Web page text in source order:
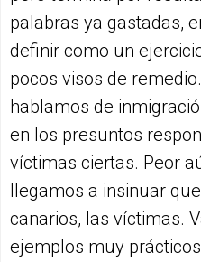
palabras ya gastadas,
definir como un
pocos visos de
hablamos de
en los presuntos
víctimas ciertas. Peor
llegamos a insinuar
canarios, las víctimas.
ejemplos muy